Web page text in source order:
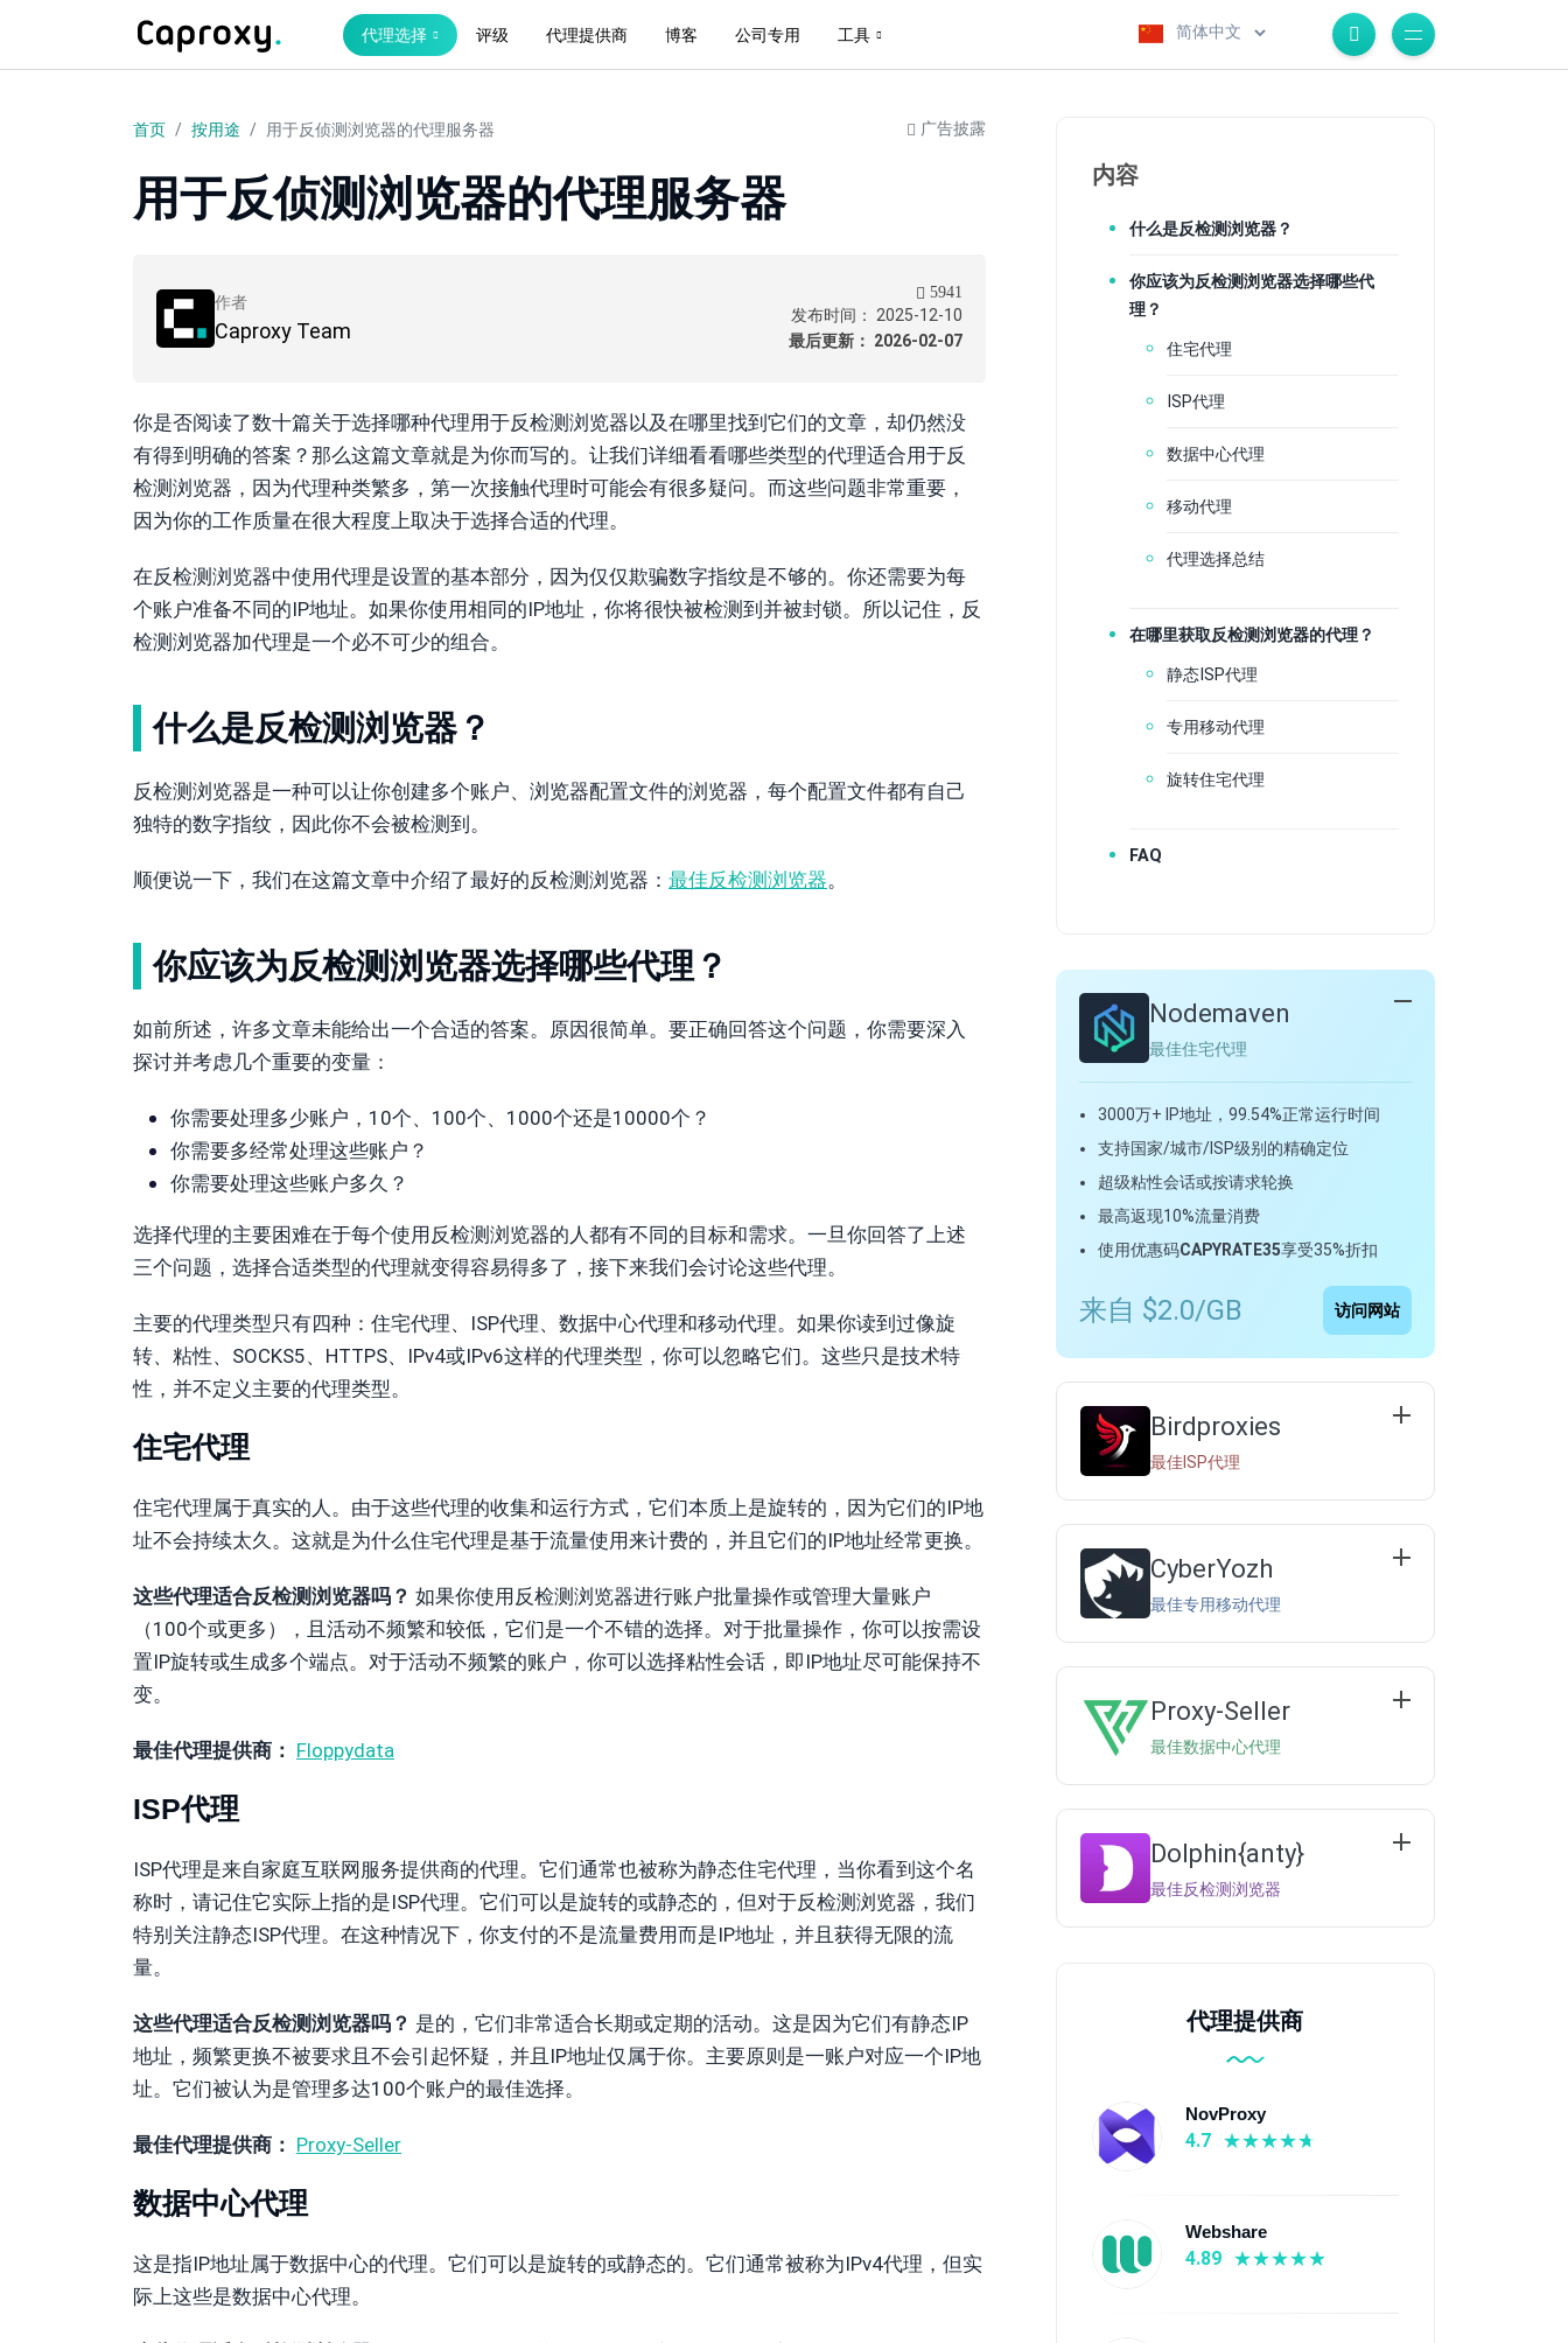
代理选择 评级 代理提供商 博客 公司专用 工具
首页 按用途 用于反侦测浏览器的代理服务器 广告披露
用于反侦测浏览器的代理服务器
作者
Caproxy Team
发布时间： 2025-12-10
最后更新： 2026-02-07
5941
你是否阅读了数十篇关于选择哪种代理用于反检测浏览器以及在哪里找到它们的文章，却仍然没
有得到明确的答案？那么这篇文章就是为你而写的。让我们详细看看哪些类型的代理适合用于反
检测浏览器，因为代理种类繁多，第一次接触代理时可能会有很多疑问。而这些问题非常重要，
因为你的工作质量在很大程度上取决于选择合适的代理。
在反检测浏览器中使用代理是设置的基本部分，因为仅仅欺骗数字指纹是不够的。你还需要为每
个账户准备不同的IP地址。如果你使用相同的IP地址，你将很快被检测到并被封锁。所以记住，反
检测浏览器加代理是一个必不可少的组合。
什么是反检测浏览器？
反检测浏览器是一种可以让你创建多个账户、浏览器配置文件的浏览器，每个配置文件都有自己
独特的数字指纹，因此你不会被检测到。
顺便说一下，我们在这篇文章中介绍了最好的反检测浏览器： 最佳反检测浏览器。
你应该为反检测浏览器选择哪些代理？
如前所述，许多文章未能给出一个合适的答案。原因很简单。要正确回答这个问题，你需要深入
探讨并考虑几个重要的变量：
你需要处理多少账户，10个、100个、1000个还是10000个？
你需要多经常处理这些账户？
你需要处理这些账户多久？
选择代理的主要困难在于每个使用反检测浏览器的人都有不同的目标和需求。一旦你回答了上述
三个问题，选择合适类型的代理就变得容易得多了，接下来我们会讨论这些代理。
主要的代理类型只有四种：住宅代理、ISP代理、数据中心代理和移动代理。如果你读到过像旋
转、粘性、SOCKS5、HTTPS、IPv4或IPv6这样的代理类型，你可以忽略它们。这些只是技术特
性，并不定义主要的代理类型。
住宅代理
住宅代理属于真实的人。由于这些代理的收集和运行方式，它们本质上是旋转的，因为它们的IP地
址不会持续太久。这就是为什么住宅代理是基于流量使用来计费的，并且它们的IP地址经常更换。
这些代理适合反检测浏览器吗？ 如果你使用反检测浏览器进行账户批量操作或管理大量账户
（100个或更多），且活动不频繁和较低，它们是一个不错的选择。对于批量操作，你可以按需设
置IP旋转或生成多个端点。对于活动不频繁的账户，你可以选择粘性会话，即IP地址尽可能保持不
变。
最佳代理提供商： Floppydata
ISP代理
ISP代理是来自家庭互联网服务提供商的代理。它们通常也被称为静态住宅代理，当你看到这个名
称时，请记住它实际上指的是ISP代理。它们可以是旋转的或静态的，但对于反检测浏览器，我们
特别关注静态ISP代理。在这种情况下，你支付的不是流量费用而是IP地址，并且获得无限的流
量。
这些代理适合反检测浏览器吗？ 是的，它们非常适合长期或定期的活动。这是因为它们有静态IP
地址，频繁更换不被要求且不会引起怀疑，并且IP地址仅属于你。主要原则是一账户对应一个IP地
址。它们被认为是管理多达100个账户的最佳选择。
最佳代理提供商： Proxy-Seller
数据中心代理
这是指IP地址属于数据中心的代理。它们可以是旋转的或静态的。它们通常被称为IPv4代理，但实
际上这些是数据中心代理。
内容
什么是反检测浏览器？
你应该为反检测浏览器选择哪些代
理？
住宅代理
ISP代理
数据中心代理
移动代理
代理选择总结
在哪里获取反检测浏览器的代理？
静态ISP代理
专用移动代理
旋转住宅代理
FAQ
Nodemaven
最佳住宅代理
3000万+ IP地址，99.54%正常运行时间
支持国家/城市/ISP级别的精确定位
超级粘性会话或按请求轮换
最高返现10%流量消费
使用优惠码CAPYRATE35享受35%折扣
来自 $2.0/GB 访问网站
Birdproxies
最佳ISP代理
CyberYozh
最佳专用移动代理
Proxy-Seller
最佳数据中心代理
Dolphin{anty}
最佳反检测浏览器
代理提供商
NovProxy
4.7
Webshare
4.89